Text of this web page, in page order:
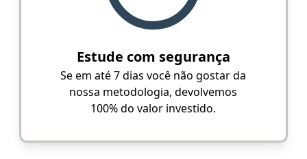
Estude com segurança
Se em até 7 dias você não gostar da
nossa metodologia, devolvemos
100% do valor investido.